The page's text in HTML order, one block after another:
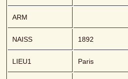
ARM
NAISS 1892
LIEU1 Paris